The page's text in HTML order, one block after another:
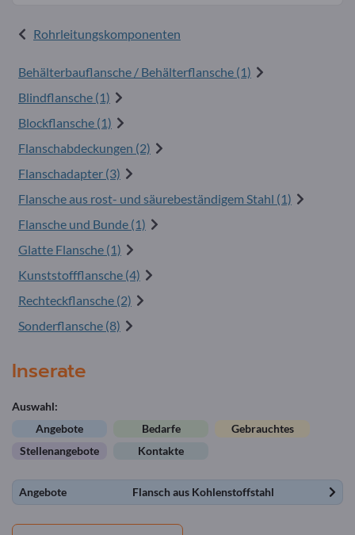
Rohrleitungskomponenten
Behälterbauflansche / Behälterflansche (1)
Blindflansche (1)
Blockflansche (1)
Flanschabdeckungen (2)
Flanschadapter (3)
Flansche aus rost- und säurebeständigem Stahl (1)
Flansche und Bunde (1)
Glatte Flansche (1)
Kunststoffflansche (4)
Rechteckflansche (2)
Sonderflansche (8)
Inserate
Auswahl:
Angebote
Bedarfe
Gebrauchtes
Stellenangebote
Kontakte
Angebote Flansch aus Kohlenstoffstahl